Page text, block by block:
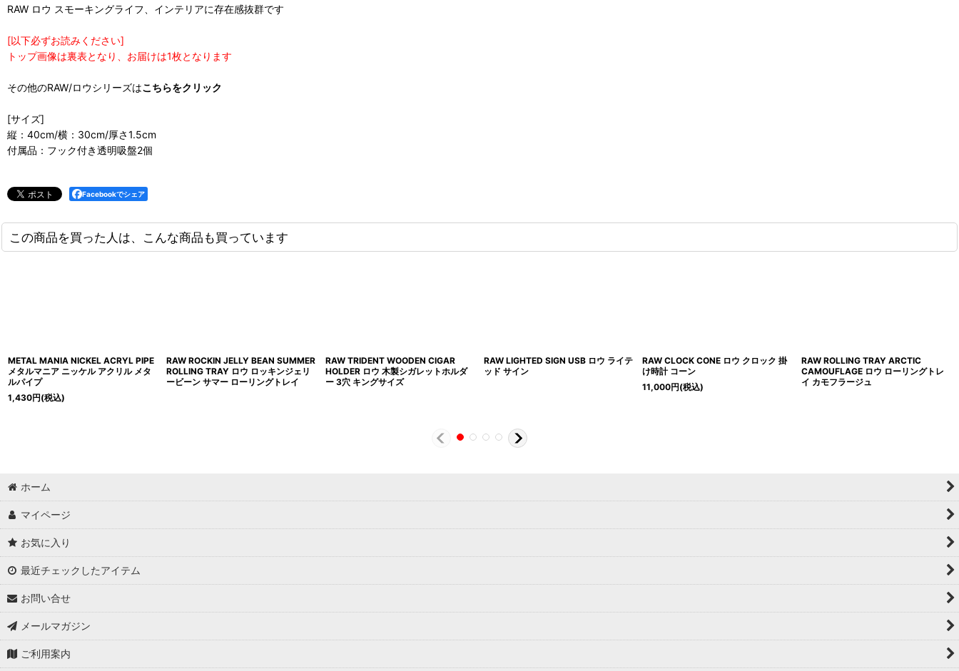
RAW ロウ スモーキングライフ、インテリアに存在感抜群です
[以下必ずお読みください]
トップ画像は裏表となり、お届けは1枚となります
その他のRAW/ロウシリーズはこちらをクリック
[サイズ]
縦：40cm/横：30cm/厚さ1.5cm
付属品：フック付き透明吸盤2個
Facebookでシェア
この商品を買った人は、こんな商品も買っています
METAL MANIA NICKEL ACRYL PIPE
メタルマニア ニッケル アクリル メタ
ルパイプ
1,430円(税込)
RAW ROCKIN JELLY BEAN SUMMER
ROLLING TRAY ロウ ロッキンジェリ
ービーン サマー ローリングトレイ
RAW TRIDENT WOODEN CIGAR
HOLDER ロウ 木製シガレットホルダ
ー 3穴 キングサイズ
RAW LIGHTED SIGN USB ロウ ライテ
ッド サイン
RAW CLOCK CONE ロウ クロック 掛
け時計 コーン
11,000円(税込)
RAW ROLLING TRAY ARCTIC
CAMOUFLAGE ロウ ローリングトレ
イ カモフラージュ
ホーム
マイページ
お気に入り
最近チェックしたアイテム
お問い合せ
メールマガジン
ご利用案内